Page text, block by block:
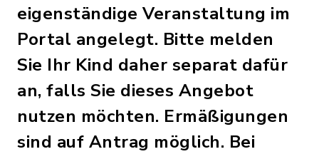
eigenständige Veranstaltung im
Portal angelegt. Bitte melden
Sie Ihr Kind daher separat dafür
an, falls Sie dieses Angebot
nutzen möchten. Ermäßigungen
sind auf Antrag möglich. Bei